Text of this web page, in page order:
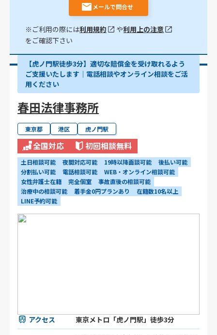
メールで問合せ
※ご利用の際には利用規約 や利用上の注意
をご確認下さい
【虎ノ門駅徒歩3分】適切な賠償金を受け取れるよう
ご支援いたします│電話相談やオンライン相談をご活
用ください
春田法律事務所
東京都 港区 虎ノ門駅
全国対応 初回相談無料
土日相談可能 夜間対応可能 19時以降面談可能
後払い可能
分割払い可能
電話相談可能
WEB・オンライン相談可能
女性弁護士在籍
完全個室
事故直後の相談可能
治療中の相談可能
着手金0円プランあり
在籍数10名以上
LINE予約可能
アクセス 東京メトロ「虎ノ門駅」徒歩3分